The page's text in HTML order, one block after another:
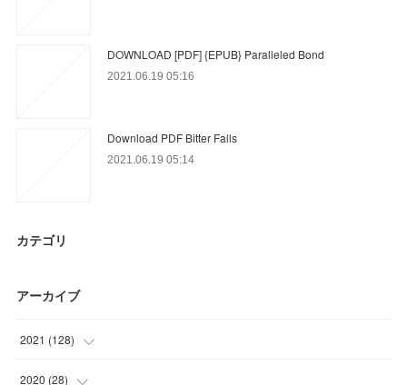
DOWNLOAD [PDF] {EPUB} Paralleled Bond
2021.06.19 05:16
Download PDF Bitter Falls
2021.06.19 05:14
カテゴリ
アーカイブ
2021 (128)
(33 )
2020 (28)